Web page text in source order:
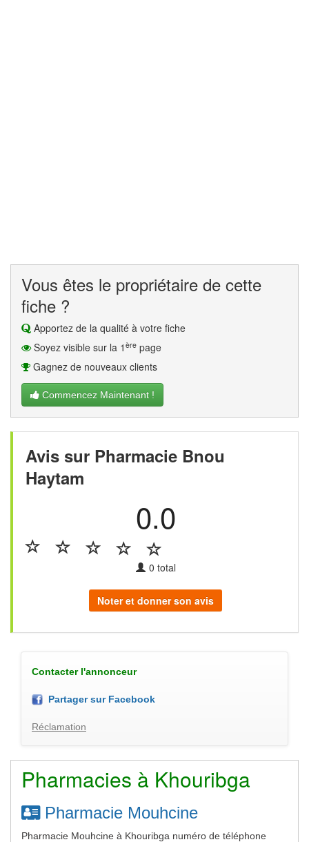
Vous êtes le propriétaire de cette
fiche ?
Apportez de la qualité à votre fiche
Soyez visible sur la 1 ère page
Gagnez de nouveaux clients
Commencez Maintenant !
Avis sur Pharmacie Bnou
Haytam
0.0
0 total
Noter et donner son avis
Contacter l'annonceur
Partager sur Facebook
Réclamation
Pharmacies à Khouribga
Pharmacie Mouhcine
Pharmacie Mouhcine à Khouribga numéro de téléphone